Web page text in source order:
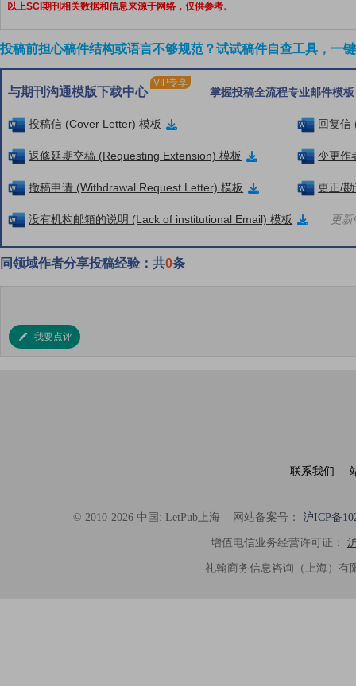
以上SCI期刊相关数据和信息来源于网络，仅供参考。
投稿前担心稿件结构或语言不够规范？试试稿件自查工具，一
与期刊沟通模版下载中心
VIP专享
掌握投稿全流程专业邮件模
投稿信 (Cover Letter) 模板 回复信
返修延期交稿 (Requesting Extension) 模板 变更作
撤稿申请 (Withdrawal Request Letter) 模板 更正/
没有机构邮箱的说明 (Lack of institutional Email) 模板 更
同领域作者分享投稿经验：共0条
我要点评
联系我们
© 2010-2026 中国: LetPub上海网站备案号： 沪ICP备
增值电信业务经营许可证：
礼翰商务信息咨询（上海）